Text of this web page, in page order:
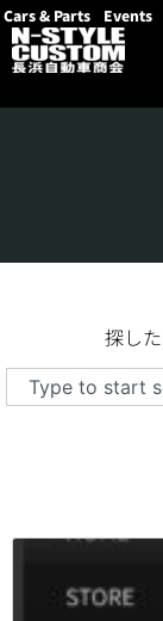
Cars & Parts Events
探し